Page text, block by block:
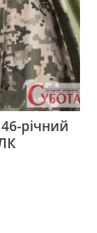
річний